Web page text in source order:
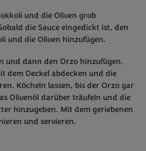
und die Oliven grob
die Sauce eingedickt ist, den
und die Oliven hinzufügen.
und dann den Orzo hinzufügen.
dem Deckel abdecken und die
Köcheln lassen, bis der Orzo gar
Olivenöl darüber träufeln und die
hinzugeben. Mit dem geriebenen
und servieren.